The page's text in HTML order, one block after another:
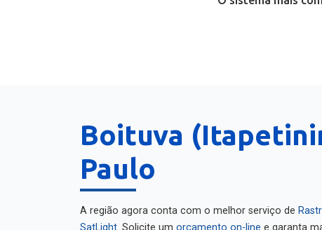
Boituva
Paulo
A região agora conta com o melhor serviço de
SatLight
. Solicite um orçamento on-line
e garanta